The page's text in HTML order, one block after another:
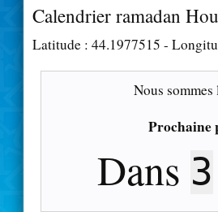
Calendrier ramadan
Latitude : 44.1977515 -
Nous sommes
Prochaine
Dans 3